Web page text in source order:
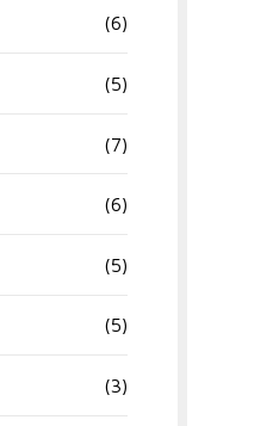
(6)
(5)
(7)
(6)
(5)
(5)
(3)